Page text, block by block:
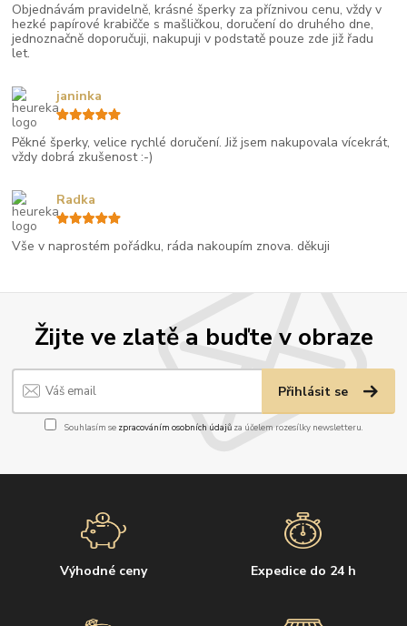
Žijte ve zlatě a buďte v obraze
Přihlásit se
Souhlasím se zpracováním osobních údajůza účelem rozesílky newsletteru.
Výhodné ceny Expedice do 24 h
Objednávám pravidelně, krásné šperky za příznivou cenu, vždy v
hezké papírové krabičče s mašličkou, doručení do druhého dne,
jednoznačně doporučuji, nakupuji v podstatě pouze zde již řadu
let.
Pěkné šperky, velice rychlé doručení. Již jsem nakupovala vícekrát,
vždy dobrá zkušenost :-)
janinka
Vše v naprostém pořádku, ráda nakoupím znova. děkuji
Radka